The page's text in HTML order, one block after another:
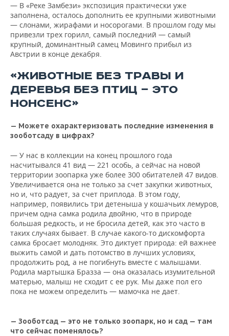
— В «Реке Замбези» экспозиция практически уже
заполнена, осталось дополнить ее крупными животными
— слонами, жирафами и носорогами. В прошлом году мы
привезли трех горилл, самый последний — самый
крупный, доминантный самец Мовинго прибыл из
Австрии в конце декабря.
«ЖИВОТНЫЕ БЕЗ ТРАВЫ И
ДЕРЕВЬЯ БЕЗ ПТИЦ — ЭТО
НОНСЕНС»
— Можете охарактеризовать последние изменения в
зооботсаду в цифрах?
— У нас в коллекции на конец прошлого года
насчитывался 41 вид — 221 особь, а сейчас на новой
территории зоопарка уже более 300 обитателей 47 видов.
Увеличивается она не только за счет закупки животных,
но и, что радует, за счет приплода. В этом году,
например, появились три детеныша у кошачьих лемуров,
причем одна самка родила двойню, что в природе
большая редкость, и не бросила детей, как это часто в
таких случаях бывает. В случае какого-то дискомфорта
самка бросает молодняк. Это диктует природа: ей важнее
выжить самой и дать потомство в лучших условиях,
продолжить род, а не погибнуть вместе с малышами.
Родила мартышка Бразза — она оказалась изумительной
матерью, малыш не сходит с ее рук. Мы даже пол его
пока не можем определить — мамочка не дает.
— Зооботсад — это не только зоопарк, но и сад — там
что сейчас поменялось?